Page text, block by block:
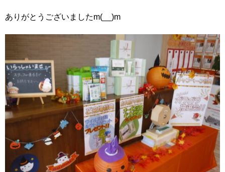
ありがとうございましたm(__)m